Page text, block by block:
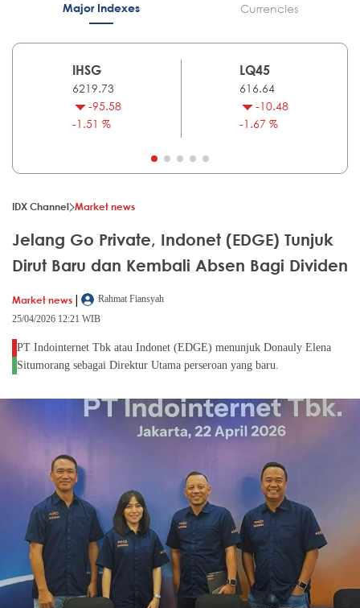
Major Indexes Currencies
IHSG
6219.73
-95.58
-1.51 %
LQ45
616.64
-10.48
-1.67 %
IDX Channel Market news
Jelang Go Private, Indonet (EDGE) Tunjuk
Dirut Baru dan Kembali Absen Bagi Dividen
Market news |
Rahmat Fiansyah
25/04/2026 12:21 WIB
PT Indointernet Tbk atau Indonet (EDGE) menunjuk Donauly Elena
Situmorang sebagai Direktur Utama perseroan yang baru.